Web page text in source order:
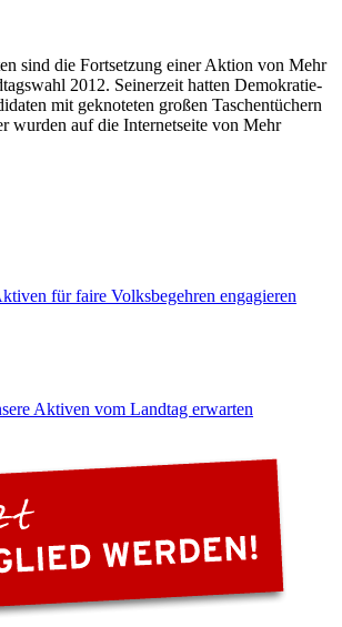
sind die Fortsetzung einer Aktion von Mehr
2012. Seinerzeit hatten Demokratie-
mit geknoteten großen Taschentüchern
wurden auf die Internetseite von Mehr
für faire Volksbegehren engagieren
Aktiven vom Landtag erwarten